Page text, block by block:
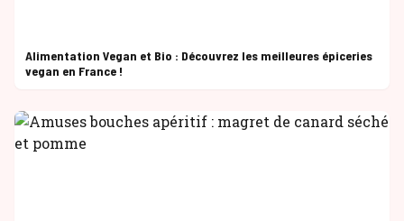
Alimentation Vegan et Bio : Découvrez les meilleures épiceries
vegan en France !